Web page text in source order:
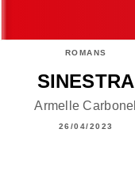
ROMANS
SINESTRA
Armelle Carbonel
26/04/2023